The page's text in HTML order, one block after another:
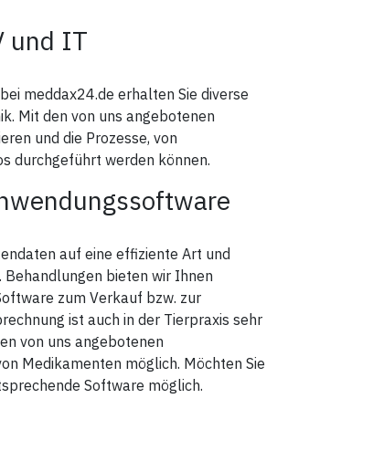
und IT
meddax24.de erhalten Sie diverse
Mit den von uns angebotenen
und die Prozesse, von
durchgeführt werden können.
auf eine effiziente Art und
bieten wir Ihnen
zum Verkauf bzw. zur
ist auch in der Tierpraxis sehr
von uns angebotenen
Medikamenten möglich. Möchten Sie
Software möglich.